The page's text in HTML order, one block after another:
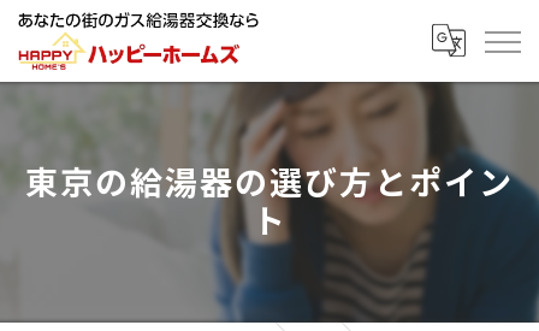
東京の給湯器の選び方とポイン
ト